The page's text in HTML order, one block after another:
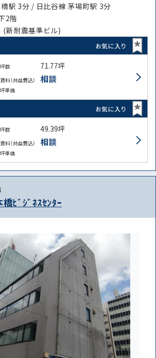
駅 3分 / 日比谷線 茅場町駅 3分
2階
(新耐震基準ビル)
お気に入り
坪数 71.77坪
賃料（共益費込） 相談
坪単価
お気に入り
坪数 49.39坪
賃料（共益費込） 相談
坪単価
ﾋﾞｼﾞﾈｽｾﾝﾀｰ